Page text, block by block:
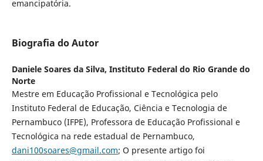
emancipatória.
Biografia do Autor
Daniele Soares da Silva, Instituto Federal do Rio Grande do
Norte
Mestre em Educação Profissional e Tecnológica pelo
Instituto Federal de Educação, Ciência e Tecnologia de
Pernambuco (IFPE), Professora de Educação Profissional e
Tecnológica na rede estadual de Pernambuco,
dani100soares@gmail.com; O presente artigo foi